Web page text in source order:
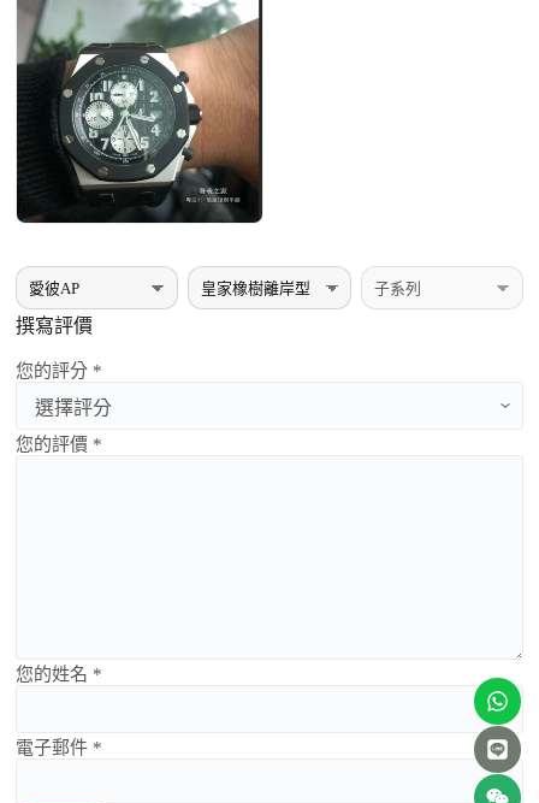
撰寫評價
您的評分 *
您的評價 *
您的姓名 *
電子郵件 *